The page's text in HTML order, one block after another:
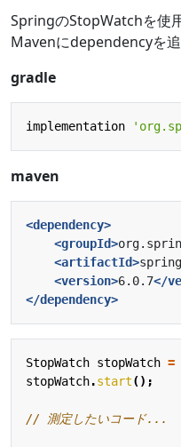
SpringのStopWatchを使
Mavenにdependencyを追
gradle
implementation
maven
<dependency>
<groupId>
<artifactId>
<version>6.0.7</
</dependency>
StopWatch stopWatch =
stopWatch.start();
// 測定したいコード...